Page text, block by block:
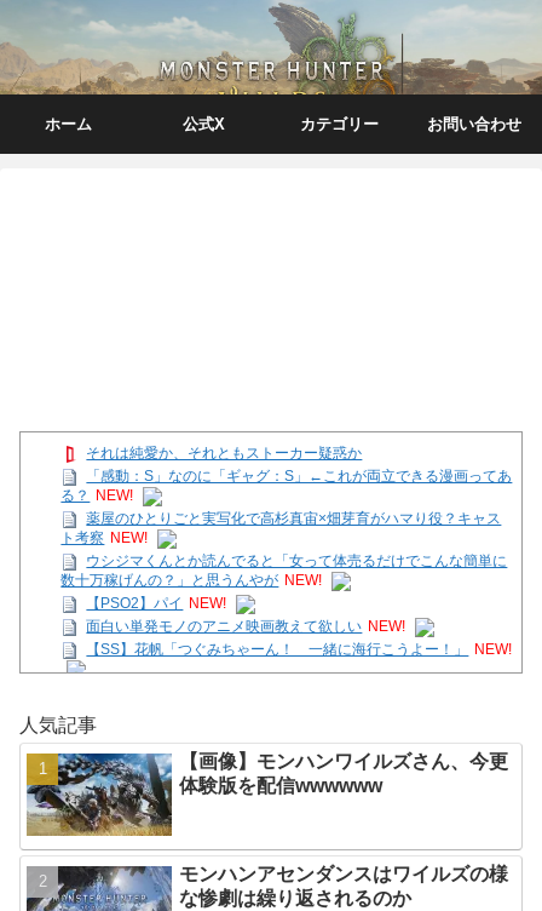
ホーム 公式X カテゴリー お問い合わせ
それは純愛か、それともストーカー疑惑か
「感動：S」なのに「ギャグ：S」←これが両立できる漫画ってあ
る？
NEW!
薬屋のひとりごと実写化で高杉真宙×畑芽育がハマり役？キャス
ト考察 NEW!
ウシジマくんとか読んでると「女って体売るだけでこんな簡単に
数十万稼げんの？」と思うんやが NEW!
【PSO2】パイ
NEW!
面白い単発モノのアニメ映画教えて欲しい NEW!
【SS】花帆「つぐみちゃーん！ 一緒に海行こうよー！」
NEW!
wwwwww
PS5『SAROS』、2999円！
【ガークリ】正統派だけど、デッッッカって感じの水着のマネ、
ラファエ口、セッシュウへの反応！！！
ウシジマくんとか読んでると「女って体売るだけでこんな簡単に
数十万稼げんの？」と思うんやが
Powered by livedoor 相互RSS
人気記事
【画像】モンハンワイルズさん、今更
体験版を配信wwwwww
モンハンアセンダンスはワイルズの様
な惨劇は繰り返されるのか